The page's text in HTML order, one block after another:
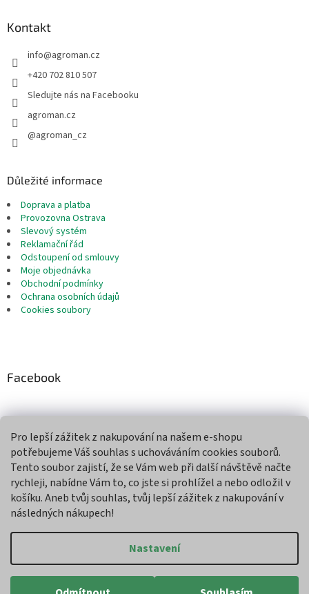
Pro lepší zážitek z nakupování na našem e-shopu
potřebujeme Váš souhlas s uchováváním cookies souborů.
Tento soubor zajistí, že se Vám web při další návštěvě načte
rychleji, nabídne Vám to, co jste si prohlížel a nebo odložil v
košíku. Aneb tvůj souhlas, tvůj lepší zážitek z nakupování v
následných nákupech!
Nastavení
Kontakt
info@agroman.cz
+420 702 810 507
Sledujte nás na Facebooku
agroman.cz
@agroman_cz
Důležité informace
Doprava a platba
Provozovna Ostrava
Slevový systém
Reklamační řád
Odstoupení od smlouvy
Moje objednávka
Obchodní podmínky
Ochrana osobních údajů
Cookies soubory
Facebook
Přijímáme online platby
Copyright 2026Agroman. Všechna práva vyhrazena.Upravit